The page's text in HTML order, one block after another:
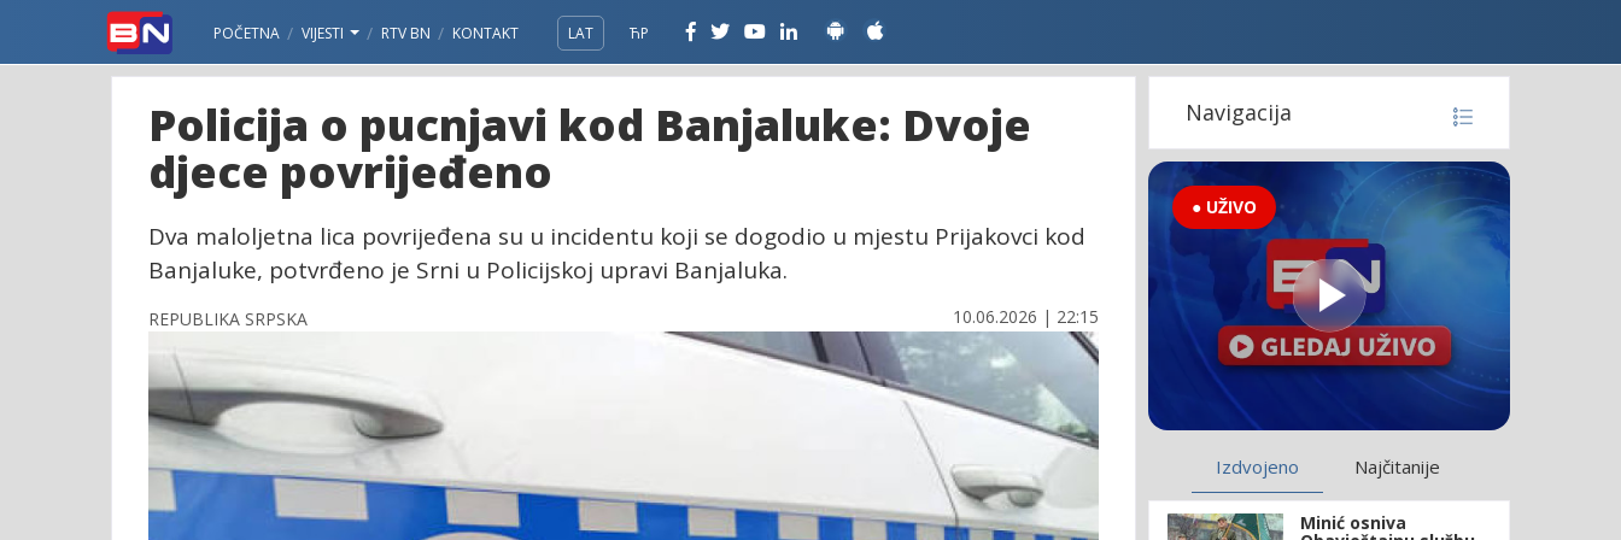
POČETNA VIJESTI RTV BN KONTAKT LAT ЋР
Policija o pucnjavi kod Banjaluke: Dvoje
djece povrijeđeno
Dva maloljetna lica povrijeđena su u incidentu koji se dogodio u mjestu Prijakovci kod
Banjaluke, potvrđeno je Srni u Policijskoj upravi Banjaluka.
REPUBLIKA SRPSKA 10.06.2026 | 22:15
Navigacija
● UŽIVO
Izdvojeno Najčitanije
Minić osniva